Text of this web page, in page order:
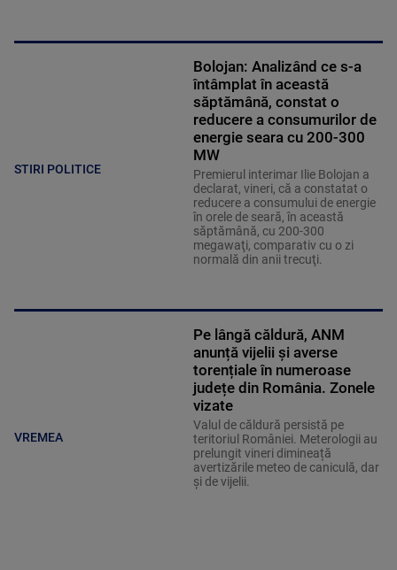
STIRI POLITICE
Bolojan: Analizând ce s-a
întâmplat în această
săptămână, constat o
reducere a consumurilor de
energie seara cu 200-300
MW
Premierul interimar Ilie Bolojan a
declarat, vineri, că a constatat o
reducere a consumului de energie
în orele de seară, în această
săptămână, cu 200-300
megawaţi, comparativ cu o zi
normală din anii trecuţi.
VREMEA
Pe lângă căldură, ANM
anunță vijelii și averse
torențiale în numeroase
județe din România. Zonele
vizate
Valul de căldură persistă pe
teritoriul României. Meterologii au
prelungit vineri dimineață
avertizările meteo de caniculă, dar
și de vijelii.